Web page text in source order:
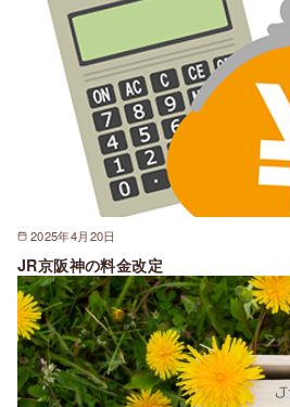
2025年4月20日
JR京阪神の料金改定